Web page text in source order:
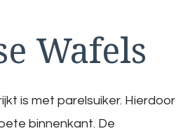
Wafels
is met parelsuiker. Hierdoor
binnenkant. De